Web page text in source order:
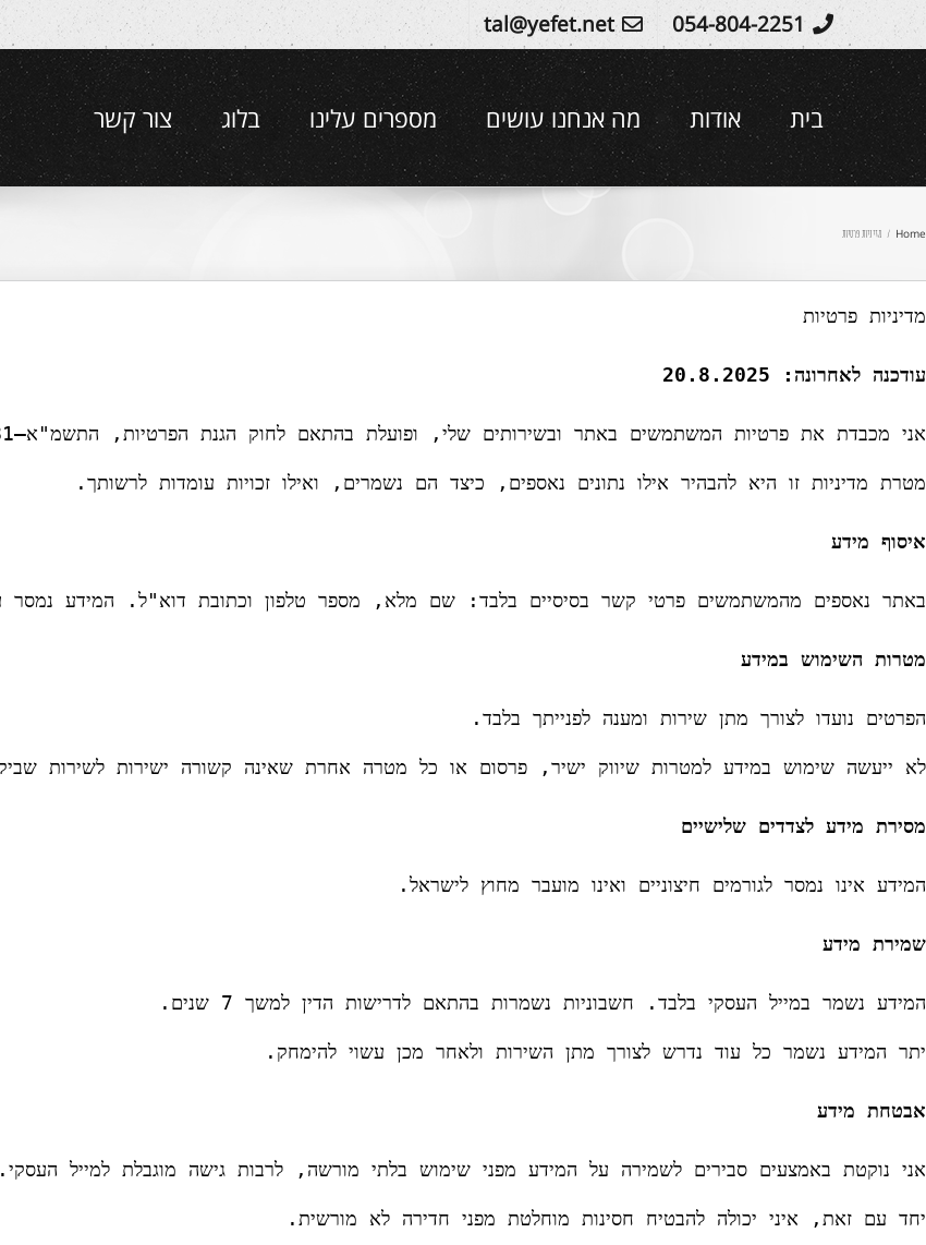
Skip
to
content
054-804-2251
tal@yefet.net
בית אודות מה אנחנו עושים מספרים עלינו בלוג צור קשר
Home
/ מדיניות פרטיות
עודכנה לאחרונה: 20.8.2025
אני מכבדת את פרטיות המשתמשים באתר ובשירותים שלי, ופועלת בהתאם לחוק הגנת הפרטיות, התשמ"א–1981, לרבות תיקון 13 והתקנות הרלוונטיות.
איסוף מידע
מטרות השימוש במידע
הפרטים נועדו לצורך מתן שירות ומענה לפנייתך בלבד.
מסירת מידע לצדדים שלישיים
שמירת מידע
המידע נשמר במייל העסקי בלבד. חשבוניות נשמרות בהתאם לדרישות הדין למשך 7 שנים.
אבטחת מידע
אני נוקטת באמצעים סבירים לשמירה על המידע מפני שימוש בלתי מורשה, לרבות גישה מוגבלת למייל העסקי.